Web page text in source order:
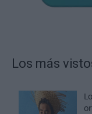
Los más